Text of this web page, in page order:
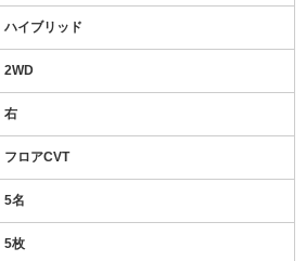
ハイブリッド
2WD
右
フロアCVT
5名
5枚